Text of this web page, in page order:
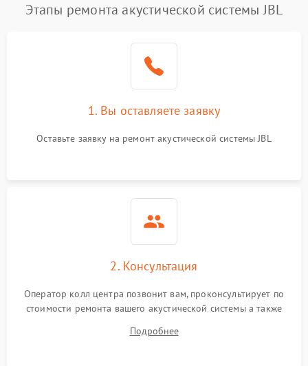
Этапы ремонта акустической системы JBL
1. Вы оставляете заявку
Оставьте заявку на ремонт акустической системы JBL
2. Консультация
Оператор колл центра позвонит вам, проконсультирует по
стоимости ремонта вашего акустической системы а также
Подробнее